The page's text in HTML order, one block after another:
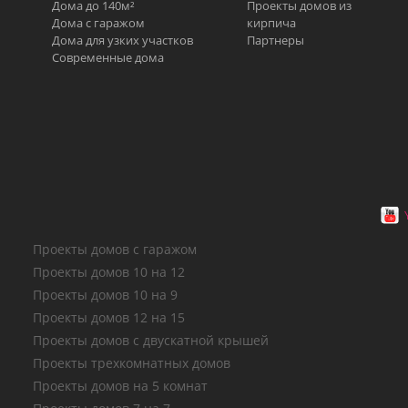
Дома до 140м²
Дома с гаражом
Дома для узких участков
Современные дома
Проекты домов из
кирпича
Партнеры
Проекты домов с гаражом
Проекты домов 10 на 12
Проекты домов 10 на 9
Проекты домов 12 на 15
Проекты домов с двускатной крышей
Проекты трехкомнатных домов
Проекты домов на 5 комнат